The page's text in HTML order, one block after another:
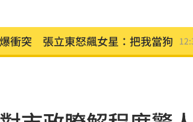
外型騙了！Audi新Q3根本是鋼砲
親節曬亡父遺照！神似五官引熱議